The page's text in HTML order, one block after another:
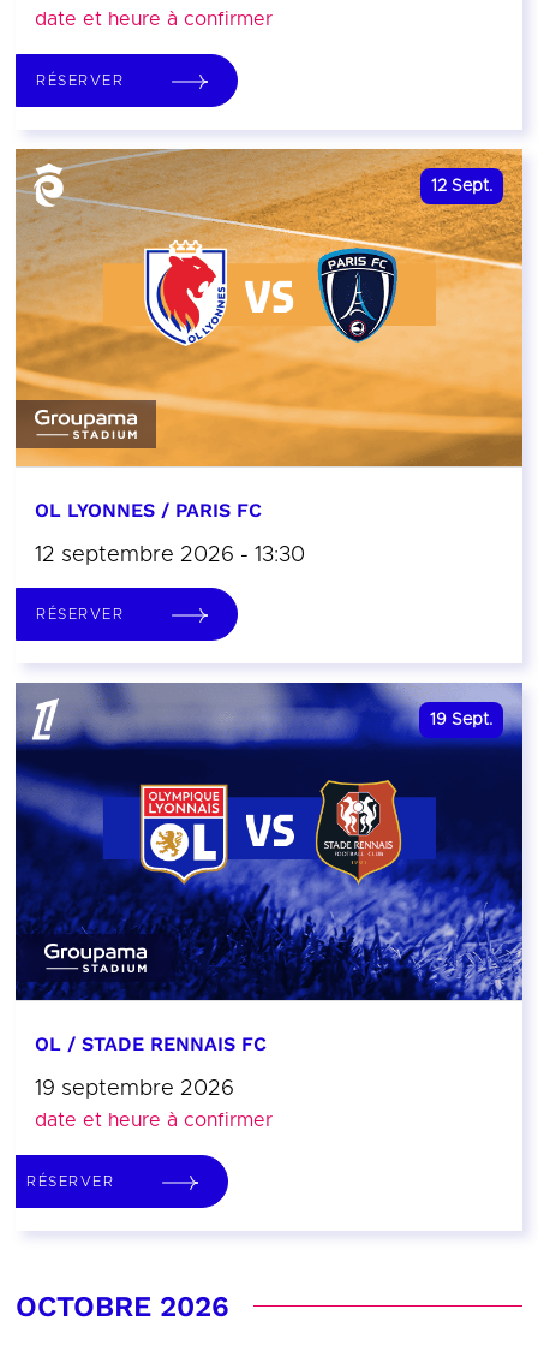
date et heure à confirmer
RÉSERVER
12 Sept.
OL LYONNES / PARIS FC
12 septembre 2026 - 13:30
RÉSERVER
19 Sept.
OL / STADE RENNAIS FC
19 septembre 2026
date et heure à confirmer
RÉSERVER
OCTOBRE 2026